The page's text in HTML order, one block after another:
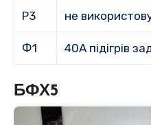
Р3 не
Ф1 40A підігрів
БФХ5